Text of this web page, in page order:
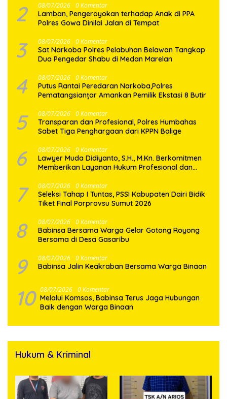
2 08/07/2026 0 Komentar
Lamban, Pengeroyokan terhadap Anak di PPA
Polres Gowa Dinilai Jalan di Tempat
3 08/07/2026 0 Komentar
Sat Narkoba Polres Pelabuhan Belawan Tangkap
Dua Pengedar Shabu di Medan Marelan
4 08/07/2026 0 Komentar
Putus Rantai Peredaran Narkoba,Polres
Pematangsianțar Amankan Pemilik Ekstasi 8 Butir
5 08/07/2026 0 Komentar
Transparan dan Profesional, Polres Humbahas
Sabet Tiga Penghargaan dari KPPN Balige
6 08/07/2026 0 Komentar
Lawyer Muda Didiyanto, S.H., M.Kn. Berkomitmen
Memberikan Layanan Hukum Profesional dan
7 08/07/2026 0 Komentar
Seleksi Tahap I Tuntas, PSSI Kabupaten Dairi Bidik
Tiket Final Porprovsu Sumut 2026
8 08/07/2026 0 Komentar
Babinsa Bersama Warga Gelar Gotong Royong
Bersama di Desa Gasaribu
9 08/07/2026 0 Komentar
Babinsa Jalin Keakraban Bersama Warga Binaan
10 08/07/2026 0 Komentar
Melalui Komsos, Babinsa Terus Jaga Hubungan
Baik dengan Warga Binaan
Hukum & Kriminal